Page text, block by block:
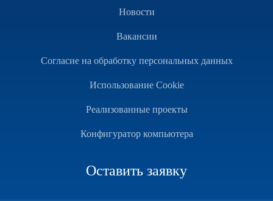
Новости
Вакансии
Согласие на обработку персональных данных
Использование Cookie
Реализованные проекты
Конфигуратор компьютера
Оставить заявку